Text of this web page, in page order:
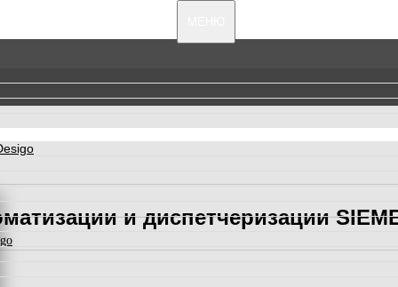
и диспетчеризации